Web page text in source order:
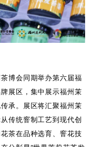
博会同期举办第六届福
展区，集中展示福州茉
承。展区将汇聚福州茉
传统窨制工艺到现代创
茶在品种选育、窨花技